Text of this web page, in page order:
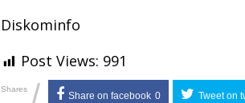
Diskominfo
Post Views: 991
Shares / Share on facebook 0 Tweet on